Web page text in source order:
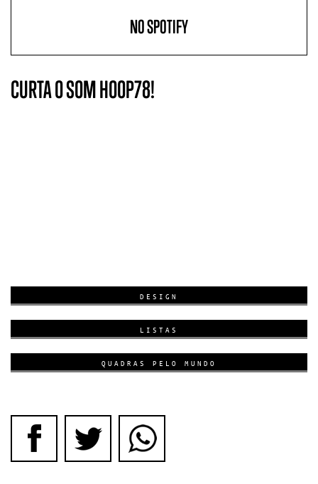
NO SPOTIFY
CURTA O SOM HOOP78!
DESIGN
LISTAS
QUADRAS PELO MUNDO